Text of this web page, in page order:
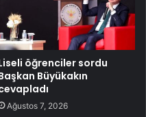
öğrenciler sordu
Büyükakın
Ağustos 7, 2026